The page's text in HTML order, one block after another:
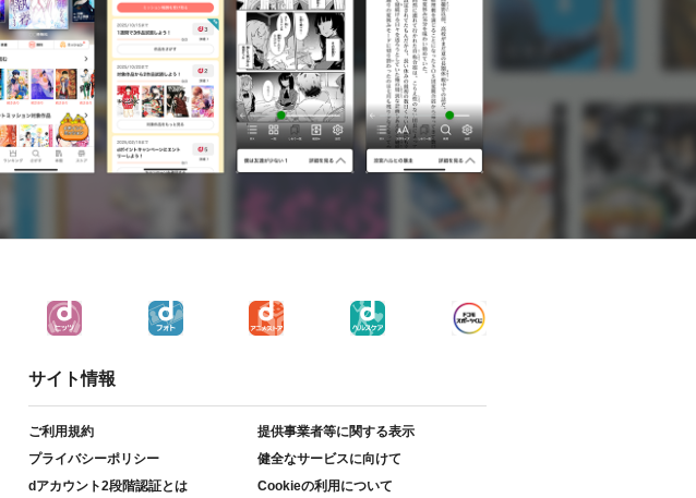
サイト情報
ご利用規約
提供事業者等に関する表示
プライバシーポリシー
健全なサービスに向けて
dアカウント2段階認証とは
Cookieの利用について